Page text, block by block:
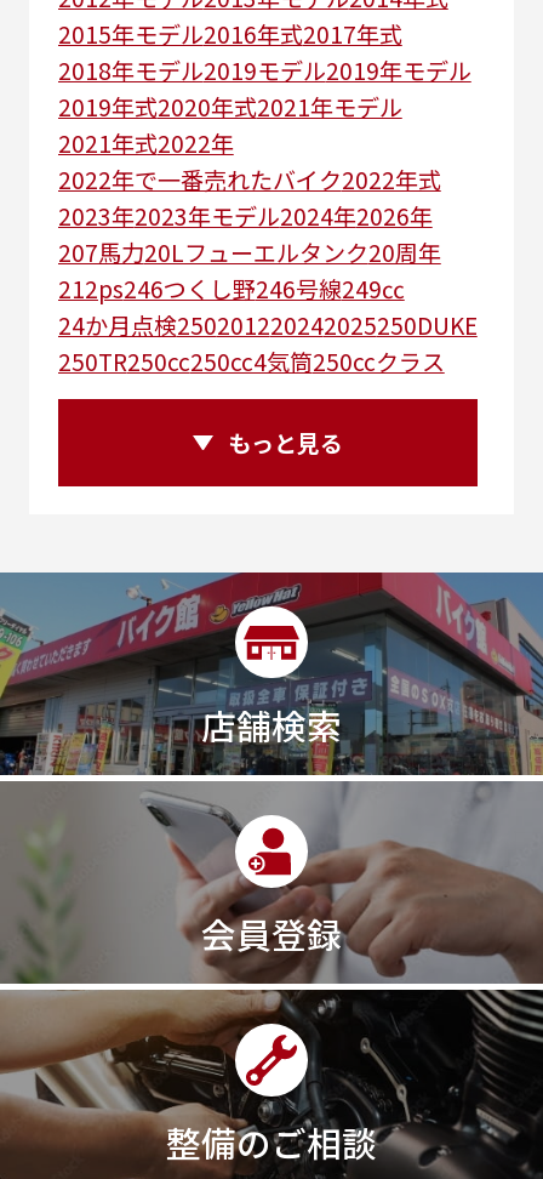
2015年モデル2016年式2017年式
2018年モデル2019モデル2019年モデル
2019年式2020年式2021年モデル
2021年式2022年
2022年で一番売れたバイク2022年式
2023年2023年モデル2024年2026年
207馬力20Lフューエルタンク20周年
212ps246つくし野246号線249㏄
24か月点検250201220242025250DUKE
250TR250cc250cc4気筒250ccクラス
250ccスーパースポーツ250アメリカン
250ｃｃアドベンチャー250ｃｃツアラー
2年保証付き2月29日まで2本2気筒
2気筒エンジン2級ボイラー技士2輪
300㎞/ｈ30th
30th Anniversary
30th記念モデル30万以下30周年
30周年記念モデル313cc320台限定
320ｃｃ350cc35ps390390ADVENTURE
390DUKE390アドベンチャー
3気筒エンジン
3気筒クロスプレーン3点パニア
3輪スポーツバイク400400X ABS400cc
400ccアメリカン400アメリカン
400ｃｃスポーツ400ｃｃモタード
43馬力464848ps4D94V 4ストローク
4ミニ4月4気筒5/31 5000円 500cc
50cc
50cc新車50cc限定50th Anniversary
50thAnniversary50th記念モデル50周年
50周年記念モデル5600シリーズ
もっと見る
店舗検索
会員登録
整備のご相談